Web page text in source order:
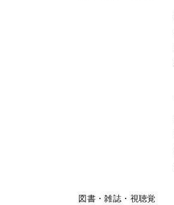
図書・雑誌・視聴覚